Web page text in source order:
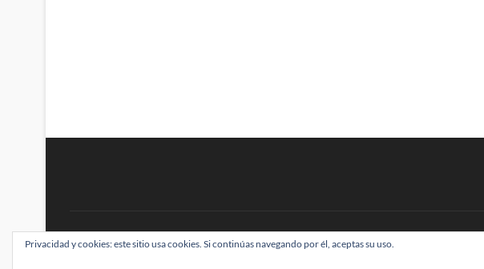
BRAINSTOMPING| Diseñado por:Theme Freesia|WordPress| © Todos los derechos reservados
Privacidad y cookies: este sitio usa cookies. Si continúas navegando por él, aceptas su uso.